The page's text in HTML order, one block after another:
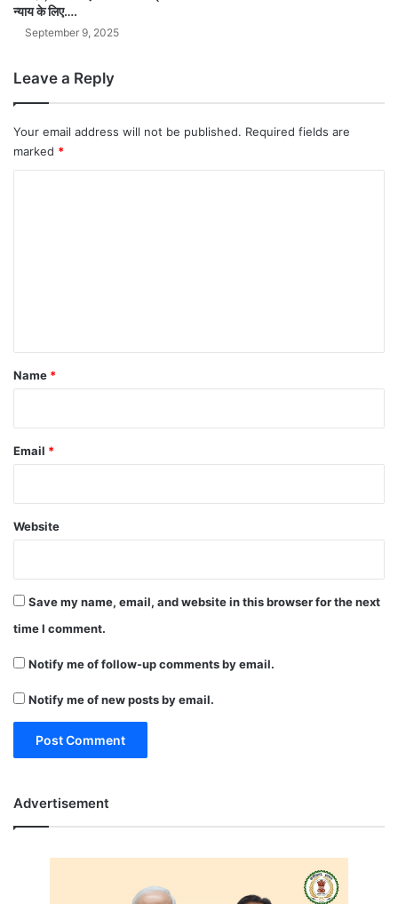
न्याय के लिए….
September 9, 2025
Leave a Reply
Your email address will not be published. Required fields are
marked *
*
Name *
Email *
Website
Save my name, email, and website in this browser for the next
time I comment.
Notify me of follow-up comments by email.
Notify me of new posts by email.
Advertisement